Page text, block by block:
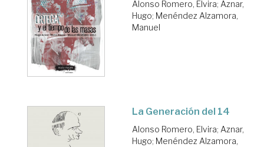
Alonso Romero, Elvira; Aznar,
Hugo; Menéndez Alzamora,
Manuel
La Generación del 14
Alonso Romero, Elvira; Aznar,
Hugo; Menéndez Alzamora,